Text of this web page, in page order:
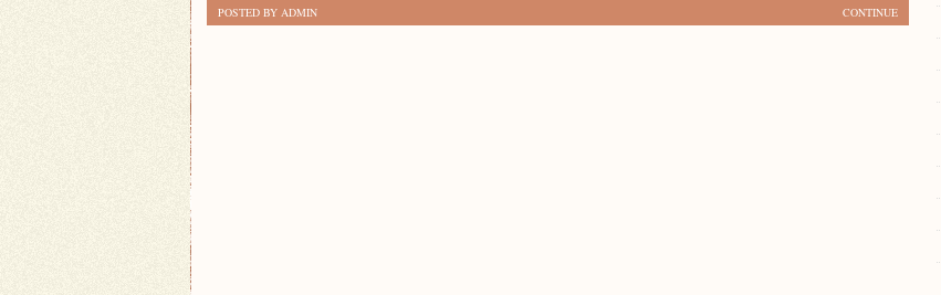
CONTINUE
POSTED BY ADMIN